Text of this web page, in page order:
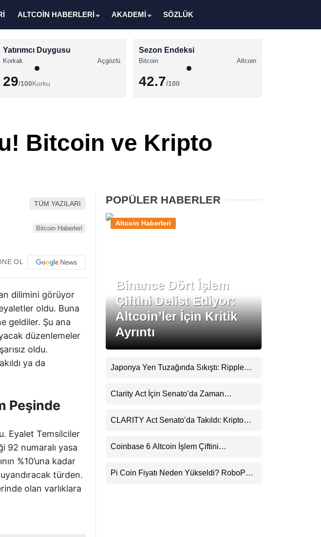
Altcoin Haberleri
XRP Haberleri
Telegram
ALTCOİN HABERLERİ AKADEMİ SÖZLÜK
Yatırımcı Duygusu
Korkak Açgözlü
29/100Korku
Sezon Endeksi
Bitcoin Altcoin
42.7/100
Bitcoin ve Kripto
TÜM YAZILARI
Bitcoin Haberleri
OL
dilimini görüyor
oldu. Buna
geldiler. Şu ana
düzenlemeler
oldu.
ya da
Peşinde
Eyalet Temsilciler
92 numaralı yasa
%10’una kadar
türden.
olan varlıklara
POPÜLER HABERLER
Binance Dört İşlem
Çiftini Delist Ediyor:
Altcoin’ler İçin Kritik
Ayrıntı
Altcoin Haberleri
Japonya Yen Tuzağında Sıkıştı: Ripple
Clarity Act İçin Senato’da Zaman
CLARITY Act Senato’da Takıldı: Kripto
Coinbase 6 Altcoin İşlem Çiftini
Pi Coin Fiyatı Neden Yükseldi? RoboPay